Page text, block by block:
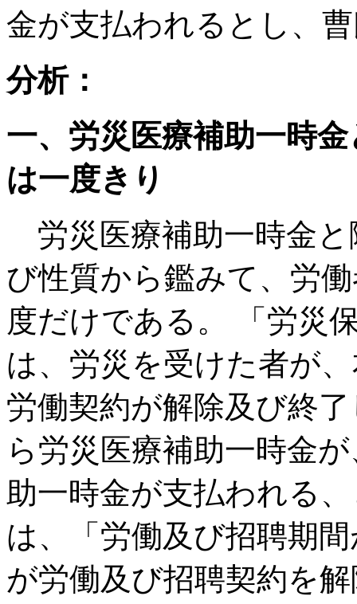
金が支払われるとし、
分析：
一、労災医療補助一時
は一度きり
労災医療補助一時金
び性質から鑑みて、労
度だけである。 「労災
は、労災を受けた者が
労働契約が解除及び終
ら労災医療補助一時金
助一時金が支払われる
は、「労働及び招聘期
が労働及び招聘契約を